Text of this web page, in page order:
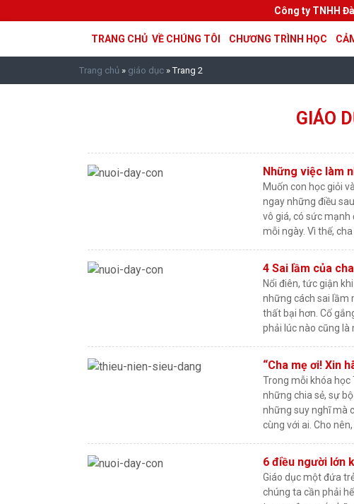
Công ty TNHH
TRANG CHỦ VỀ CHÚNG TÔI CHƯƠNG TRÌNH HỌC
Trang chủ » giáo dục »Trang 2
GIÁO
Những việc làm
Muốn con học giỏi
ngay những điều
vô giá, có sức mạnh
mỗi ngày. Vì thế, cha
4 Sai lầm của
Nổi điên, tức giận
những cách sai lầm
thất bại hơn. Cố
phải lúc nào cũng là
“Cha mẹ ơi! Xin
Trong mỗi khóa học
những chia sẻ, sự
những suy nghĩ mà
cùng với ai. Cho nên,
6 điều người lớn
Giáo dục một đứa
chúng ta cần phải